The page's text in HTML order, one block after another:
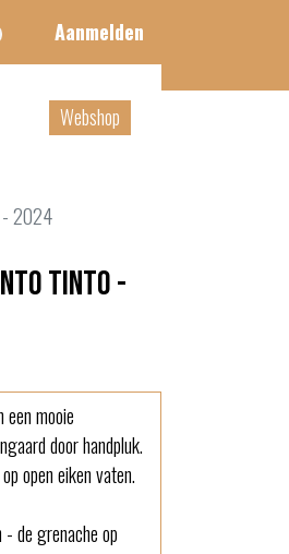
Aanmelden
Webshop
- 2024
Tinto -
mooie
door handpluk.
open eiken vaten.
de grenache op